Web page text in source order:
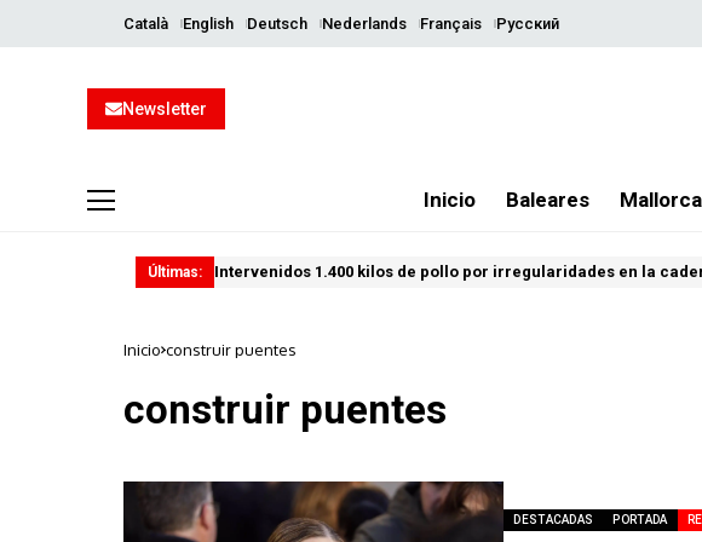
Català English Deutsch Nederlands Français Русский
Newsletter
Inicio Baleares Mallorca
Últimas: Intervenidos 1.400 kilos de pollo por irregularidades en la
Inicio construir puentes
construir puentes
DESTACADAS PORTADA